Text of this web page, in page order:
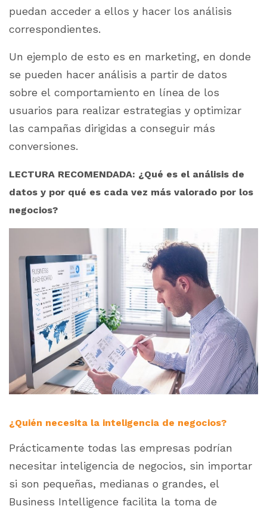
puedan acceder a ellos y hacer los análisis
correspondientes.
Un ejemplo de esto es en marketing, en donde
se pueden hacer análisis a partir de datos
sobre el comportamiento en línea de los
usuarios para realizar estrategias y optimizar
las campañas dirigidas a conseguir más
conversiones.
LECTURA RECOMENDADA: ¿Qué es el análisis de
datos y por qué es cada vez más valorado por los
negocios?
¿Quién necesita la inteligencia de negocios?
Prácticamente todas las empresas podrían
necesitar inteligencia de negocios, sin importar
si son pequeñas, medianas o grandes, el
Business Intelligence facilita la toma de